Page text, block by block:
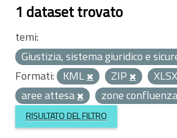
1 dataset trovato
temi:
Giustizia, sistema giuridico e
Formati: KML ZIP XLSX
aree attesa
zone confluenza
RISULTATO DEL FILTRO